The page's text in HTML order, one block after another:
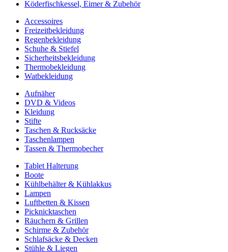
Köderfischkessel, Eimer & Zubehör
Accessoires
Freizeitbekleidung
Regenbekleidung
Schuhe & Stiefel
Sicherheitsbekleidung
Thermobekleidung
Watbekleidung
Aufnäher
DVD & Videos
Kleidung
Stifte
Taschen & Rucksäcke
Taschenlampen
Tassen & Thermobecher
Tablet Halterung
Boote
Kühlbehälter & Kühlakkus
Lampen
Luftbetten & Kissen
Picknicktaschen
Räuchern & Grillen
Schirme & Zubehör
Schlafsäcke & Decken
Stühle & Liegen